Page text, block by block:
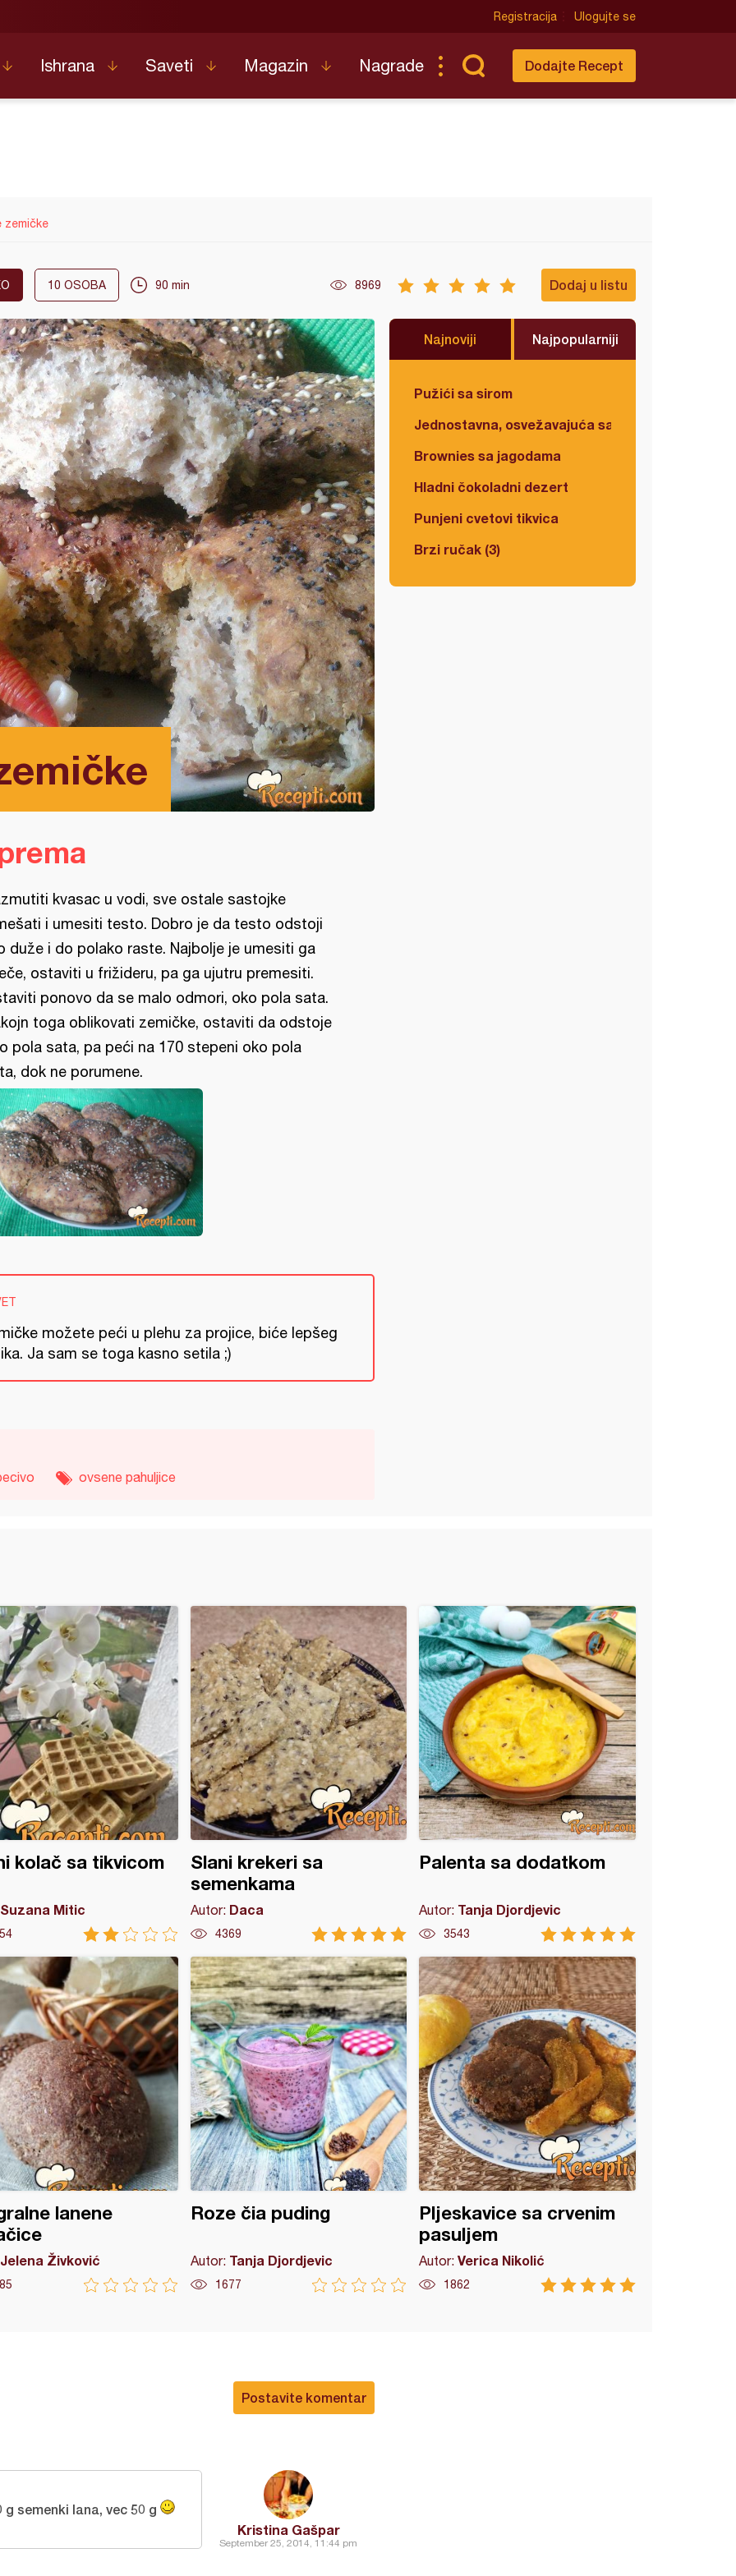
Registracija Ulogujte se
Ishrana Saveti Magazin Nagrade Dodajte Recept
zemičke
10 OSOBA 90 min 8969 Dodaj u listu
Najnoviji Najpopularniji
Pužići sa sirom
Jednostavna, osvežavajuća salata
Brownies sa jagodama
Hladni čokoladni dezert
Punjeni cvetovi tikvica
Brzi ručak (3)
kvasac u vodi, sve ostale sastojke
i umesiti testo. Dobro je da testo odstoji
duže i do polako raste. Najbolje je umesiti ga
ostaviti u frižideru, pa ga ujutru premesiti.
ponovo da se malo odmori, oko pola sata.
toga oblikovati zemičke, ostaviti da odstoje
pola sata, pa peći na 170 stepeni oko pola
dok ne porumene.
možete peći u plehu za projice, biće lepšeg
Ja sam se toga kasno setila ;)
ovsene pahuljice
kolač sa tikvicom
Suzana Mitic
Slani krekeri sa
semenkama
Autor: Daca
4369
Palenta sa dodatkom
Autor: Tanja Djordjevic
3543
lanene
Jelena Živković
Roze čia puding
Autor: Tanja Djordjevic
1677
Pljeskavice sa crvenim
pasuljem
Autor:Verica Nikolić
1862
Postavite komentar
Kristina Gašpar
September 25, 2014, 11:44 pm
g semenki lana, vec 50 g